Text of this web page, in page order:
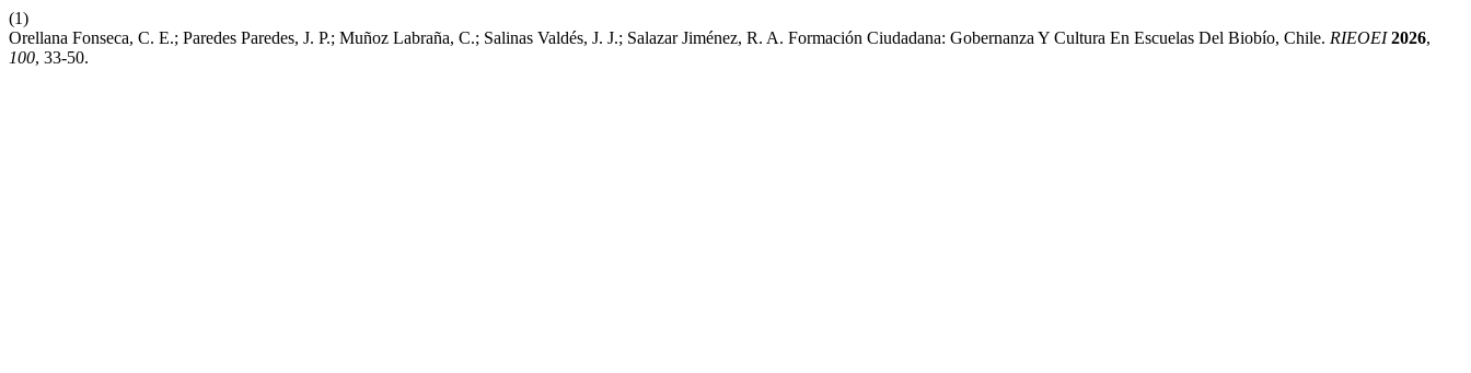
(1)
Orellana Fonseca, C. E.; Paredes Paredes, J. P.; Muñoz Labraña, C.; Salinas Valdés, J. J.; Salazar Jiménez, R. A. Formación Ciudadana: Gobernanza Y Cultura En Escuelas Del Biobío, Chile. RIEOEI 2026,
100, 33-50.